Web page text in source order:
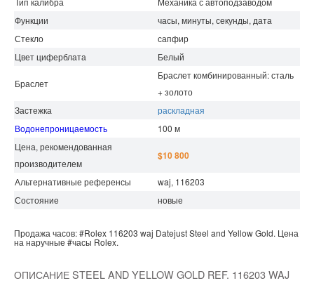
Функции
часы, минуты, секунды, дата
Стекло
сапфир
Цвет циферблата
Белый
Браслет
Браслет комбинированный: сталь
+ золото
Застежка
раскладная
Водонепроницаемость
100 м
Цена, рекомендованная
производителем
$10 800
Альтернативные референсы
waj, 116203
Состояние
новые
Продажа часов:#Rolex 116203 waj DatejustSteel and Yellow Gold. Цена
на наручные #часы Rolex.
ОПИСАНИЕ STEEL AND YELLOW GOLD REF. 116203 WAJ